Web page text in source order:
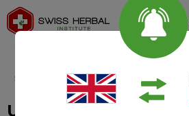
Strona główna USŁUGI
USŁUGI